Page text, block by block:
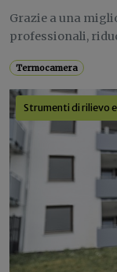
Grazie a una
professionali,
Termocamera
Strumenti di rilievo